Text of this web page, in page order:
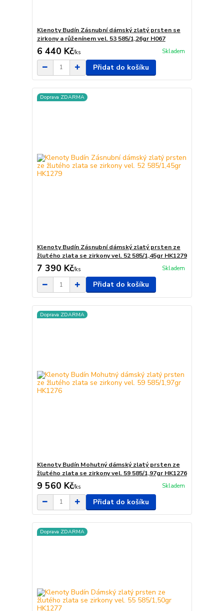
Klenoty Budín Zásnubní dámský zlatý prsten se
zirkony a růženínem vel. 53 585/1,26gr H067
6 440 Kč/ks Skladem
Přidat do košíku
Doprava ZDARMA
Klenoty Budín Zásnubní dámský zlatý prsten ze
žlutého zlata se zirkony vel. 52 585/1,45gr HK1279
7 390 Kč/ks Skladem
Přidat do košíku
Doprava ZDARMA
Klenoty Budín Mohutný dámský zlatý prsten ze
žlutého zlata se zirkony vel. 59 585/1,97gr HK1276
9 560 Kč/ks Skladem
Přidat do košíku
Doprava ZDARMA